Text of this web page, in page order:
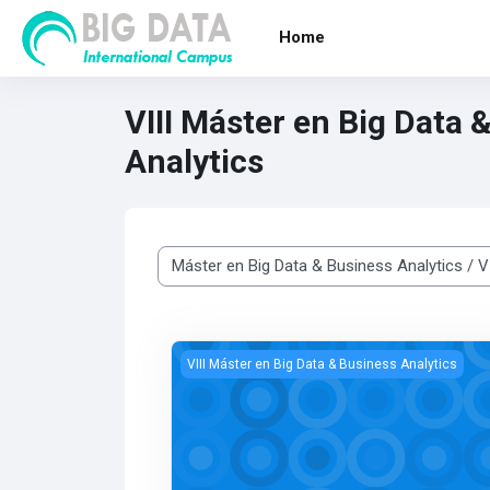
Vai al contenuto principale
Home
VIII Máster en Big Data
Analytics
Categorie di corso
VIII Máster en Big Data y Business
VIII Máster en Big Data & Business Analytics